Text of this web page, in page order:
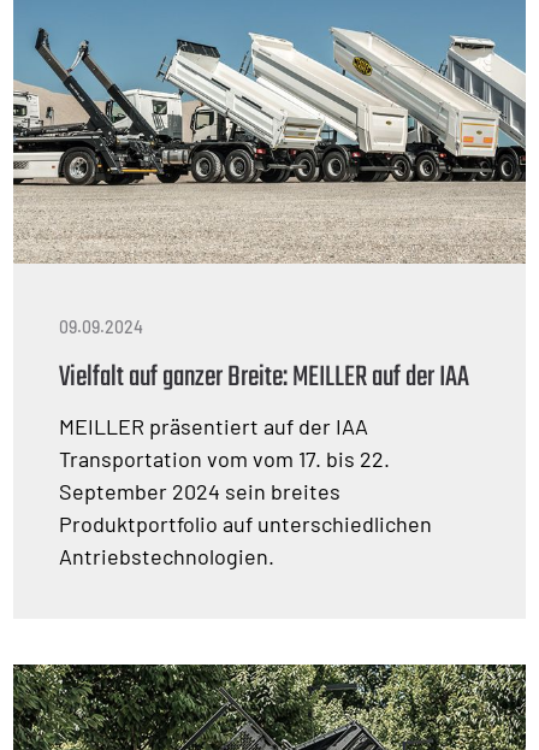
09.09.2024
Vielfalt auf ganzer Breite: MEILLER auf der IAA
MEILLER präsentiert auf der IAA
Transportation vom vom 17. bis 22.
September 2024 sein breites
Produktportfolio auf unterschiedlichen
Antriebstechnologien.